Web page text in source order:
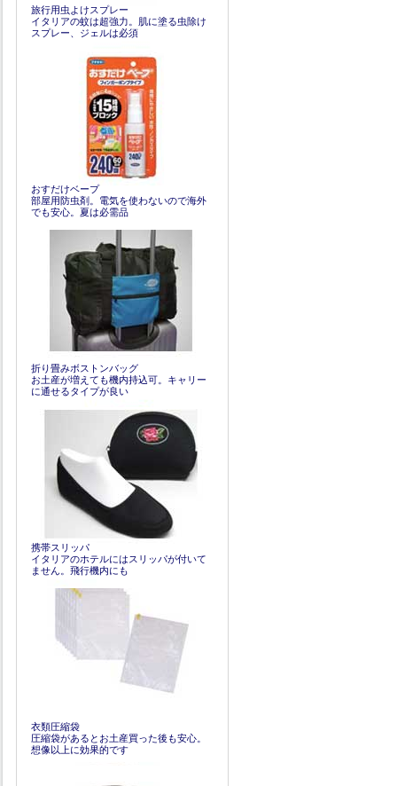
旅行用虫よけスプレー
イタリアの蚊は超強力。肌に塗る虫除け
スプレー、ジェルは必須
おすだけベープ
部屋用防虫剤。電気を使わないので海外
でも安心。夏は必需品
折り畳みボストンバッグ
お土産が増えても機内持込可。キャリー
に通せるタイプが良い
携帯スリッパ
イタリアのホテルにはスリッパが付いて
ません。飛行機内にも
衣類圧縮袋
圧縮袋があるとお土産買った後も安心。
想像以上に効果的です